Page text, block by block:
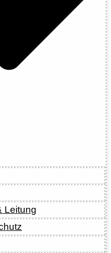
Leitung